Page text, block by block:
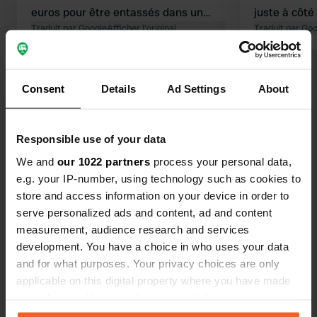
Consent Details Ad Settings About
Responsible use of your data
We and our 1022 partners process your personal data,
e.g. your IP-number, using technology such as cookies to
store and access information on your device in order to
serve personalized ads and content, ad and content
measurement, audience research and services
development. You have a choice in who uses your data
and for what purposes. Your privacy choices are only
applicable on this digital property where you have made
any time from the Cookie Declaration or by clicking on
euros pour être entassés dans un
parking bondé, faute de mieux ? Plus
Traduit par GoogleAfficher l'original
juste à
piscine
détendre
savouré
de jeux pour les
Traduit par
Contact
Emplacement
Dorf 100
Copie